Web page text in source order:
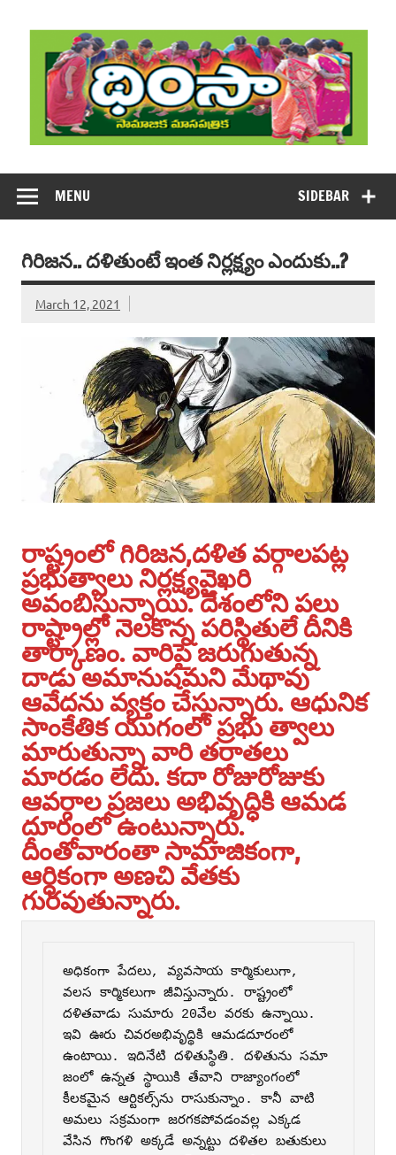
content
DHIMSA
SIDEBAR
MENU
గిరిజన.. దళితుంటే ఇంత నిర్లక్ష్యం ఎందుకు..?
March 12, 2021
రాష్ట్రంలో గిరిజన,దళిత వర్గాల‌పట్ల
ప్రభుత్వాలు నిర్లక్ష్యవైఖరి
అవంబిస్తున్నాయి. దేశంలోని పలు
రాష్ట్రాల్లో నెల‌కొన్న‌ పరిస్థితులే దీనికి
తార్కాణం. వారిపై జరుగుతున్న
దాడు అమానుషమని మేథావు
ఆవేదను వ్యక్తం చేస్తున్నారు. ఆధునిక
సాంకేతిక యుగంలో ప్రభు త్వాలు
మారుతున్నా వారి తరాతలు
మారడం లేదు. కదా రోజురోజుకు
ఆవర్గాల‌ ప్రజలు అభివృద్ధికి ఆమడ
దూరంలో ఉంటున్నారు.
దీంతోవారంతా సామాజికంగా,
ఆర్ధికంగా అణచి వేతకు
గురవుతున్నారు.
అధికంగా పేదలు, వ్యవసాయ కార్మికులుగా,
వల‌స కార్మికలుగా జీవిస్తున్నారు. రాష్ట్రంలో
దళితవాడు సుమారు 20వేల‌ వరకు ఉన్నాయి.
ఇవి ఊరు చివరఅభివృద్థికి ఆమడదూరంలో
ఉంటాయి. ఇదినేటి దళితుస్థితి. దళితును సమా
జంలో ఉన్నత స్థాయికి తేవాని రాజ్యాంగంలో
కీల‌కమైన ఆర్టికల్స్‌ను రాసుకున్నాం. కానీ వాటి
అమలు సక్రమంగా జరగకపోవడంవ‌ల్ల‌ ఎక్కడ
వేసిన గొంగళి అక్కడే అన్నట్టు దళితల బతుకులు